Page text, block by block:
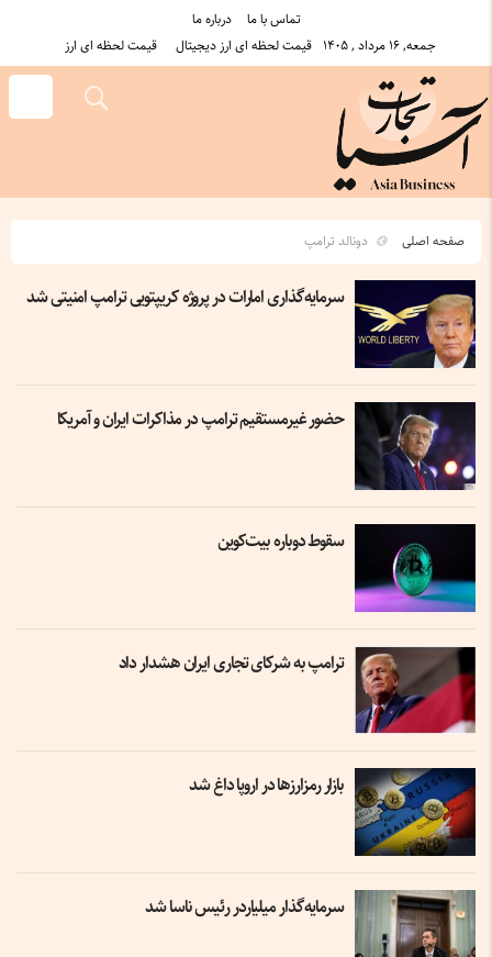
درباره ما
تماس با ما
جمعه, ۱۶ مرداد , ۱۴۰۵
قیمت لحظه ای ارز دیجیتال قیمت لحظه ای ارز
صفحه اصلی دونالد ترامپ
سرمایه‌گذاری امارات در پروژه کریپتویی ترامپ امنیتی شد
حضور غیرمستقیم ترامپ در مذاکرات ایران و آمریکا
سقوط دوباره بیت‌کوین
ترامپ به شرکای تجاری ایران هشدار داد
بازار رمزارزها در اروپا داغ شد
سرمایه‌گذار میلیاردر رئیس ناسا شد